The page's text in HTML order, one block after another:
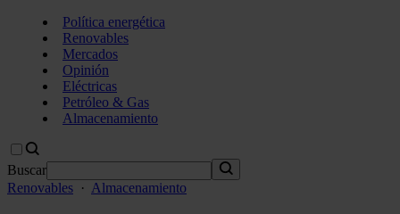
Política energética
Renovables
Mercados
Opinión
Eléctricas
Petróleo & Gas
Almacenamiento
Buscar
Renovables · Almacenamiento